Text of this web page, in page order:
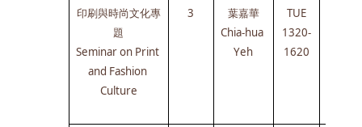
印刷與時尚文化專
題
Seminar on Print
and Fashion
Culture
3
葉嘉華
Chia-hua
Yeh
TUE
1320-
1620